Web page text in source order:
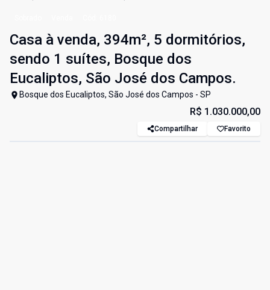
Casa à venda, 394m², 5 dormitórios,
sendo 1 suítes, Bosque dos
Eucaliptos, São José dos Campos.
Bosque dos Eucaliptos, São José dos Campos - SP
R$ 1.030.000,00
Compartilhar Favorito